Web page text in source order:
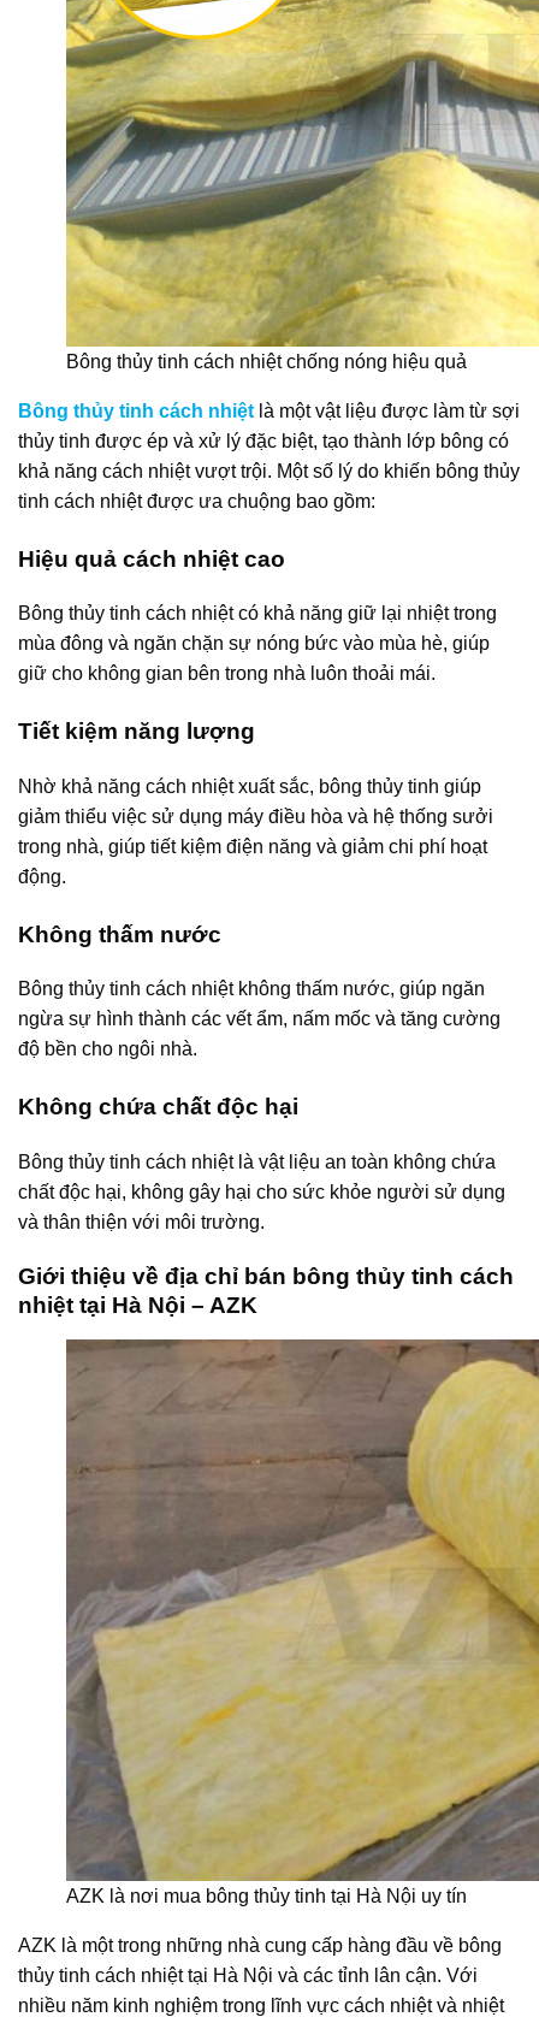
Bông thủy tinh cách nhiệt chống nóng hiệu quả
Bông thủy tinh cách nhiệt là một vật liệu được làm từ sợi
thủy tinh được ép và xử lý đặc biệt, tạo thành lớp bông có
khả năng cách nhiệt vượt trội. Một số lý do khiến bông thủy
tinh cách nhiệt được ưa chuộng bao gồm:
Hiệu quả cách nhiệt cao
Bông thủy tinh cách nhiệt có khả năng giữ lại nhiệt trong
mùa đông và ngăn chặn sự nóng bức vào mùa hè, giúp
giữ cho không gian bên trong nhà luôn thoải mái.
Tiết kiệm năng lượng
Nhờ khả năng cách nhiệt xuất sắc, bông thủy tinh giúp
giảm thiểu việc sử dụng máy điều hòa và hệ thống sưởi
trong nhà, giúp tiết kiệm điện năng và giảm chi phí hoạt
động.
Không thấm nước
Bông thủy tinh cách nhiệt không thấm nước, giúp ngăn
ngừa sự hình thành các vết ẩm, nấm mốc và tăng cường
độ bền cho ngôi nhà.
Không chứa chất độc hại
Bông thủy tinh cách nhiệt là vật liệu an toàn không chứa
chất độc hại, không gây hại cho sức khỏe người sử dụng
và thân thiện với môi trường.
Giới thiệu về địa chỉ bán bông thủy tinh cách
nhiệt tại Hà Nội – AZK
AZK là nơi mua bông thủy tinh tại Hà Nội uy tín
AZK là một trong những nhà cung cấp hàng đầu về bông
thủy tinh cách nhiệt tại Hà Nội và các tỉnh lân cận. Với
nhiều năm kinh nghiệm trong lĩnh vực cách nhiệt và nhiệt